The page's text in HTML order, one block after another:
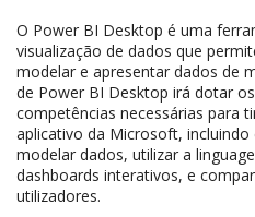
O Power BI Desktop é uma
visualização de dados que
modelar e apresentar dados de
de Power BI Desktop irá dotar
competências necessárias para
aplicativo da Microsoft,
modelar dados, utilizar a
dashboards interativos, e
utilizadores.